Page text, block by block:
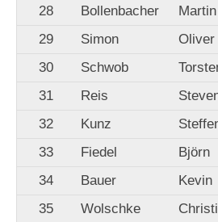
28
Bollenbacher Martin
29
Simon Oliver
30
Schwob
31
Reis
32
Kunz
33
Fiedel Björn
34
Bauer Kevin
35
Wolschke